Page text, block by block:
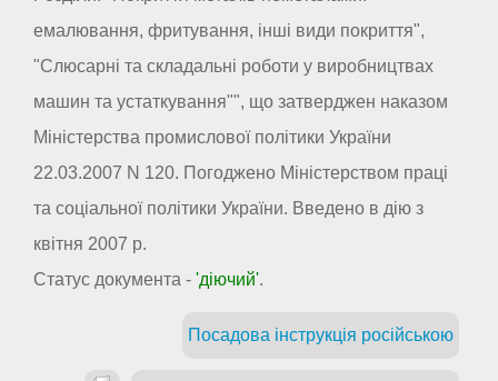
емалювання, фритування, інші види покриття",
"Слюсарні та складальні роботи у виробництвах
машин та устаткування"", що затверджен наказом
Міністерства промислової політики України
22.03.2007 N 120. Погоджено Міністерством праці
та соціальної політики України. Введено в дію з
квітня 2007 р.
Статус документа - 'діючий'.
Посадова інструкція російською